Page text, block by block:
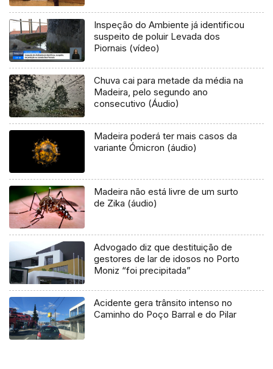
Inspeção do Ambiente já identificou
suspeito de poluir Levada dos
Piornais (vídeo)
Chuva cai para metade da média na
Madeira, pelo segundo ano
consecutivo (Áudio)
Madeira poderá ter mais casos da
variante Ómicron (áudio)
Madeira não está livre de um surto
de Zika (áudio)
Advogado diz que destituição de
gestores de lar de idosos no Porto
Moniz “foi precipitada”
Acidente gera trânsito intenso no
Caminho do Poço Barral e do Pilar